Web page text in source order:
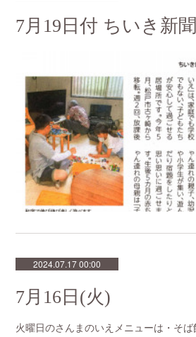
2024.07.17 00:00
7月16日(火)
火曜日のさんまのいえメニューは・そば